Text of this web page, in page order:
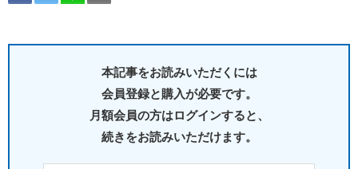
本記事をお読みいただくには
会員登録と購入が必要です。
月額会員の方はログインすると、
続きをお読みいただけます。